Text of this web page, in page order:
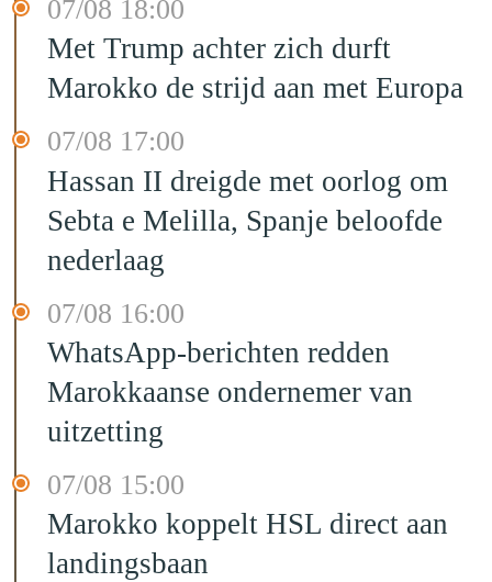
07/08 18:00
Met Trump achter zich durft
Marokko de strijd aan met Europa
07/08 17:00
Hassan II dreigde met oorlog om
Sebta e Melilla, Spanje beloofde
nederlaag
07/08 16:00
WhatsApp-berichten redden
Marokkaanse ondernemer van
uitzetting
07/08 15:00
Marokko koppelt HSL direct aan
landingsbaan